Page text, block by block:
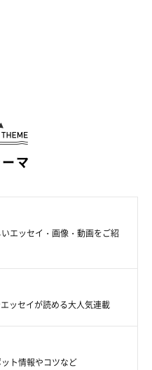
マ
エッセイ・画像・動画をご紹
ッセイが読める大人気連載
ト情報やコツなど